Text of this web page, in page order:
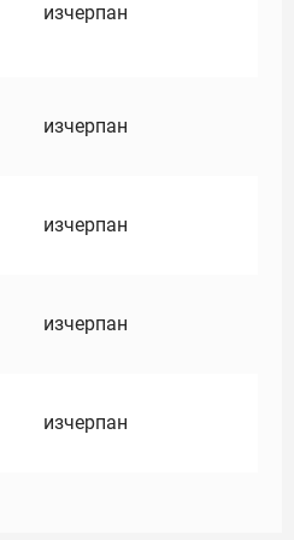
изчерпан
изчерпан
изчерпан
изчерпан
изчерпан